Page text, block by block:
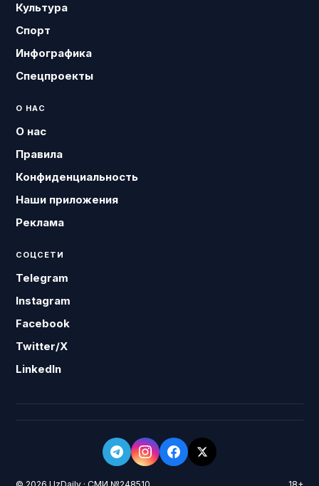
Культура
Спорт
Инфографика
Спецпроекты
О НАС
О нас
Правила
Конфиденциальность
Наши приложения
Реклама
СОЦСЕТИ
Telegram
Instagram
Facebook
Twitter/X
LinkedIn